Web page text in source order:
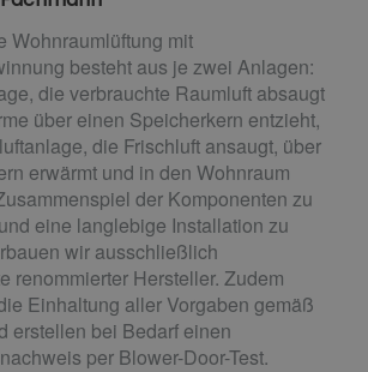
Wohnraumlüftung mit
besteht aus je zwei Anlagen:
die verbrauchte Raumluft absaugt
über einen Speicherkern entzieht,
die Frischluft ansaugt, über
erwärmt und in den Wohnraum
der Komponenten zu
eine langlebige Installation zu
wir ausschließlich
renommierter Hersteller. Zudem
Einhaltung aller Vorgaben gemäß
erstellen bei Bedarf einen
per Blower-Door-Test.